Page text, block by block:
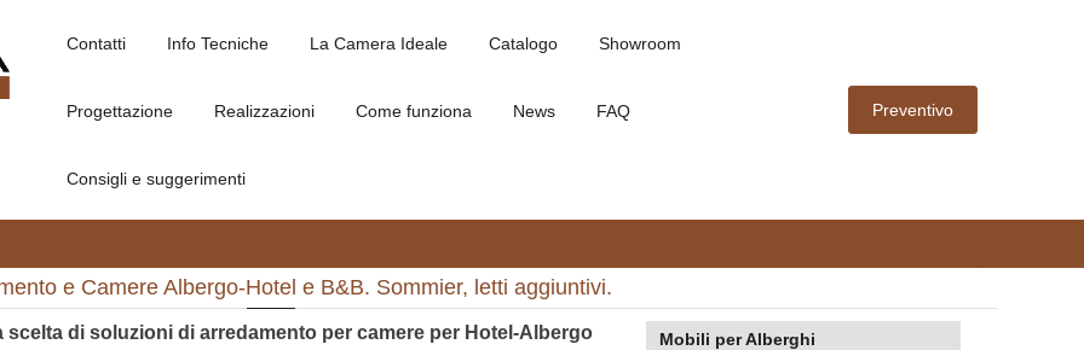
Contatti Info Tecniche La Camera Ideale Catalogo Showroom
Progettazione Realizzazioni Come funziona News FAQ
Consigli e suggerimenti
Preventivo
e Camere Albergo-Hotel e B&B. Sommier, letti aggiuntivi.
scelta di soluzioni di arredamento per camere per Hotel-Albergo Mobili per Alberghi